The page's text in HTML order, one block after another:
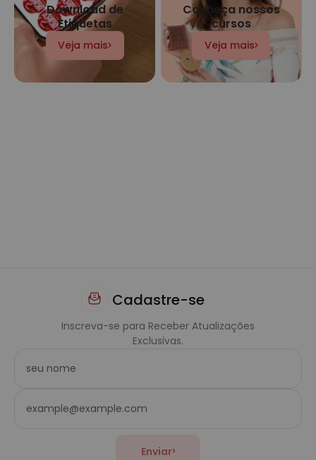
Download de
Etiquetas
Veja mais
Conheça nossos
cursos
Veja mais
Cadastre-se
Inscreva-se para Receber Atualizações
Exclusivas.
Enviar›